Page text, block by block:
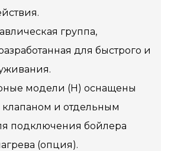
группа,
для быстрого и
модели (Н) оснащены
клапаном и отдельным
подключения бойлера
(опция).